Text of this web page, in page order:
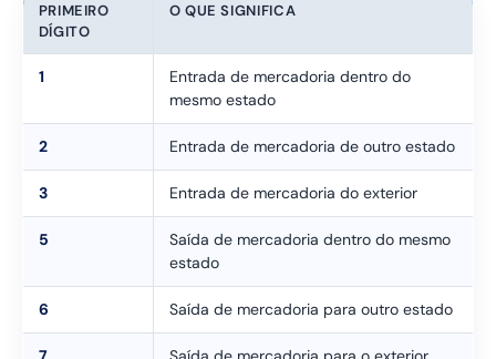
PRIMEIRO
DÍGITO
O QUE SIGNIFICA
1
Entrada de mercadoria dentro do
mesmo estado
2 Entrada de mercadoria de outro estado
3 Entrada de mercadoria do exterior
5
Saída de mercadoria dentro do mesmo
estado
6 Saída de mercadoria para outro estado